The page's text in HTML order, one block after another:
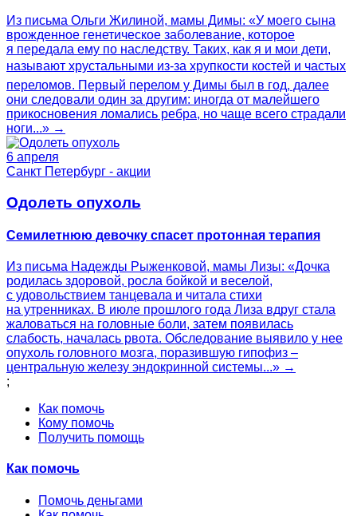
Из письма Ольги Жилиной, мамы Димы: «У моего сына
врожденное генетическое заболевание, которое
я передала ему по наследству. Таких, как я и мои дети,
называют хрустальными из-за хрупкости костей и частых
переломов. Первый перелом у Димы был в год, далее
они следовали один за другим: иногда от малейшего
прикосновения ломались ребра, но чаще всего страдали
ноги...» →
6 апреля
Санкт Петербург - акции
Одолеть опухоль
Семилетнюю девочку спасет протонная терапия
Из письма Надежды Рыженковой, мамы Лизы: «Дочка
родилась здоровой, росла бойкой и веселой,
с удовольствием танцевала и читала стихи
на утренниках. В июле прошлого года Лиза вдруг стала
жаловаться на головные боли, затем появилась
слабость, началась рвота. Обследование выявило у нее
опухоль головного мозга, поразившую гипофиз –
центральную железу эндокринной системы...» →
;
Как помочь
Кому помочь
Получить помощь
Как помочь
Помочь деньгами